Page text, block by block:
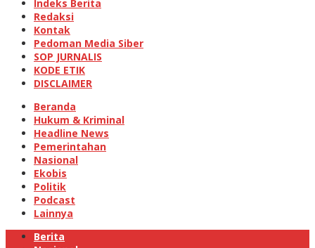
Indeks Berita
Redaksi
Kontak
Pedoman Media Siber
SOP JURNALIS
KODE ETIK
DISCLAIMER
Beranda
Hukum & Kriminal
Headline News
Pemerintahan
Nasional
Ekobis
Politik
Podcast
Lainnya
Berita